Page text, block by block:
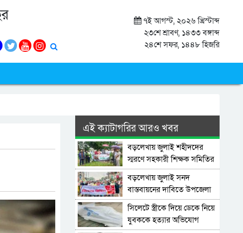
৭ই আগস্ট, ২০২৬ খ্রিস্টাব্দ
২৩শে শ্রাবণ, ১৪৩৩ বঙ্গাব্দ
২৪শে সফর, ১৪৪৮ হিজরি
এই ক্যাটাগরির আরও খবর
বড়লেখায় জুলাই শহীদদের
স্মরণে সহকারী শিক্ষক সমিতির
মাসব্যাপী বৃক্ষরোপণ কর্মসূচির
উদ্বোধন
বড়লেখায় জুলাই সনদ
বাস্তবায়নের দাবিতে উপজেলা
যুব ও ক্রীড়া বিভাগের বিক্ষোভ
মিছিল ও সমাবেশ
সিলেটে স্ত্রীকে দিয়ে ডেকে নিয়ে
যুবককে হত্যার অভিযোগ